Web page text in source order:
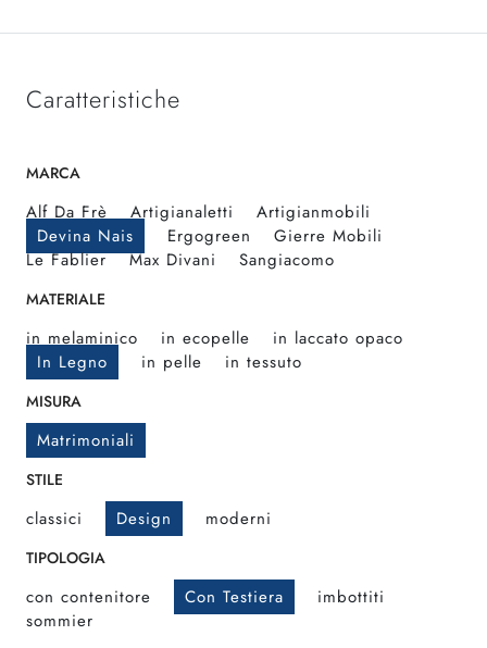
Caratteristiche
MARCA
Alf Da Frè Artigianaletti
Artigianmobili
Devina Nais
Ergogreen
Gierre Mobili
Le Fablier
Max Divani Sangiacomo
MATERIALE
in melaminico in ecopelle
in laccato opaco
In Legno
in pelle in tessuto
MISURA
Matrimoniali
STILE
classici Design moderni
TIPOLOGIA
con contenitore Con Testiera
imbottiti
sommier